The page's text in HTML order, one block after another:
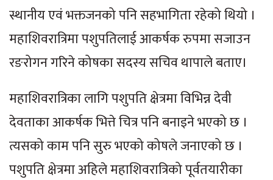
स्थानीय एवं भक्तजनको पनि सहभागिता रहेको थियो ।
महाशिवरात्रिमा पशुपतिलाई आकर्षक रुपमा सजाउन
रङरोगन गरिने कोषका सदस्य सचिव थापाले बताए।
महाशिवरात्रिका लागि पशुपति क्षेत्रमा विभिन्न देवी
देवताका आकर्षक भित्ते चित्र पनि बनाइने भएको छ ।
त्यसको काम पनि सुरु भएको कोषले जनाएको छ ।
पशुपति क्षेत्रमा अहिले महाशिवरात्रिको पूर्वतयारीका